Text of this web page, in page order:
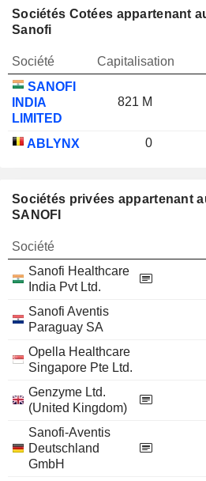
Sociétés Cotées appartenant
Sanofi
Société Capitalisation
SANOFI
INDIA
LIMITED
821 M
ABLYNX 0
Sociétés privées appartenant
SANOFI
Société
Sanofi Healthcare
India Pvt Ltd.
Sanofi Aventis
Paraguay SA
Opella Healthcare
Singapore Pte Ltd.
Genzyme Ltd.
(United Kingdom)
Sanofi-Aventis
Deutschland
GmbH